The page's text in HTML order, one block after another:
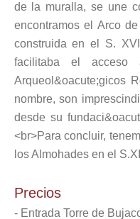
de la muralla, se une
encontramos el Arco
construida en el S.
facilitaba el acceso
Arqueol&oacute;gicos
nombre, son
desde su
<br>Para concluir,
los Almohades en el
Precios
- Entrada Torre de